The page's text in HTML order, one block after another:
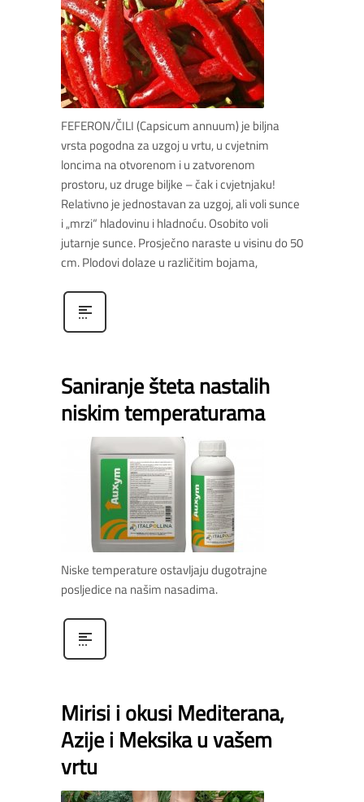
FEFERON/ČILI (Capsicum annuum) je biljna
vrsta pogodna za uzgoj u vrtu, u cvjetnim
loncima na otvorenom i u zatvorenom
prostoru, uz druge biljke – čak i cvjetnjaku!
Relativno je jednostavan za uzgoj, ali voli sunce
i „mrzi“ hladovinu i hladnoću. Osobito voli
jutarnje sunce. Prosječno naraste u visinu do 50
cm. Plodovi dolaze u različitim bojama,
Saniranje šteta nastalih
niskim temperaturama
Niske temperature ostavljaju dugotrajne
posljedice na našim nasadima.
Mirisi i okusi Mediterana,
Azije i Meksika u vašem
vrtu